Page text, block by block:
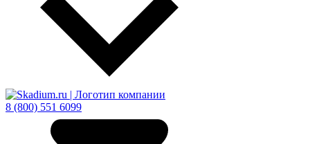
8 (800) 551 6099